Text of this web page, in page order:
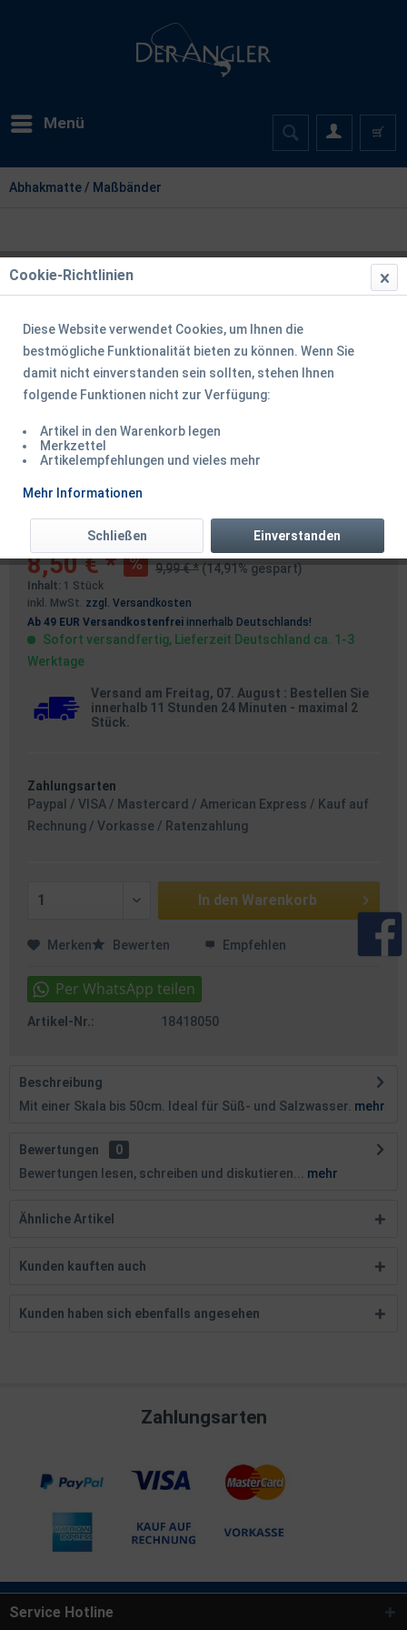
Menü
Abhakmatte / Maßbänder
50cm
8,50 € * 9,99 € * (14,91% gespart)
Inhalt: 1 Stück
inkl. MwSt. zzgl. Versandkosten
Ab 49 EUR Versandkostenfrei innerhalb Deutschlands!
Sofort versandfertig, Lieferzeit Deutschland ca. 1-3
Werktage
Versand am Freitag, 07. August : Bestellen Sie
innerhalb 11 Stunden 24 Minuten - maximal 2
Stück.
Zahlungsarten
Paypal / VISA / Mastercard / American Express / Kauf auf
Rechnung / Vorkasse / Ratenzahlung
In den Warenkorb
Merken Bewerten Empfehlen
Artikel-Nr.: 18418050
Beschreibung
Mit einer Skala bis 50cm. Ideal für Süß- und Salzwasser. mehr
Bewertungen
0
Bewertungen lesen, schreiben und diskutieren...
mehr
Ähnliche Artikel
Kunden kauften auch
Kunden haben sich ebenfalls angesehen
Zahlungsarten
Service Hotline
Cookie-Richtlinien
Diese Website verwendet Cookies, um Ihnen die
bestmögliche Funktionalität bieten zu können. Wenn Sie
damit nicht einverstanden sein sollten, stehen Ihnen
folgende Funktionen nicht zur Verfügung:
Artikel in den Warenkorb legen
Merkzettel
Artikelempfehlungen und vieles mehr
Mehr Informationen
Einverstanden
Schließen